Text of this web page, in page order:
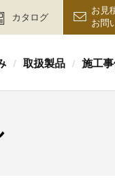
カタログ
お見
お問
/ 取扱製品 / 施工事